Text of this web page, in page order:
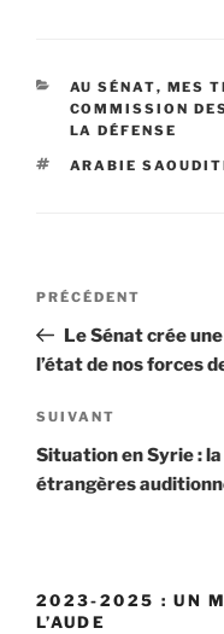
CATÉGORIES
AU SÉNAT, MES
COMMISSION
LA DÉFENSE
ÉTIQUETTES
ARABIE
Navigation
l’article
Article
précédent
PRÉCÉDENT
Le Sénat crée
l’état de nos forces
Article
suivant
SUIVANT
Situation en Syrie :
étrangères
2023-2025 : UN
L’AUDE